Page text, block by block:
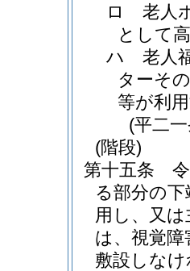
ロ
老人
として
ハ
老人
ターそ
等が利
(平二
(階段)
第十五条
る部分の
用し、又
は、視覚
敷設しな